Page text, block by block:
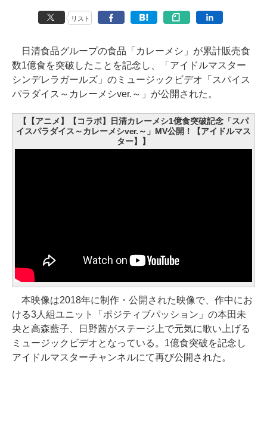
リスト
日清食品グループの食品「カレーメシ」が累計販売食
数1億食を突破したことを記念し、「アイドルマスター
シンデレラガールズ」のミュージックビデオ「スパイス
パラダイス～カレーメシver.～」が公開された。
【【アニメ】【コラボ】日清カレーメシ1億食突破記念「スパ
イスパラダイス～カレーメシver.～」MV公開！【アイドルマス
ター】】
本映像は2018年に制作・公開された映像で、作中にお
ける3人組ユニット「ポジティブパッション」の本田未
央と高森藍子、日野茜がステージ上で元気に歌い上げる
ミュージックビデオとなっている。1億食突破を記念し
アイドルマスターチャンネルにて再び公開された。